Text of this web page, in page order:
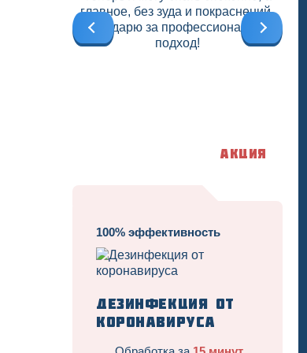
главное, без зуда и покраснений.
Благодарю за профессиональный
подход!
Акция
100% эффективность
Дезинфекция от
коронавируса